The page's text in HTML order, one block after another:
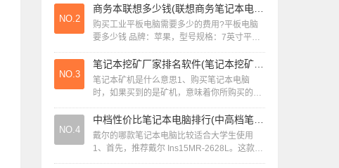
打...
NO.2
购买工业平板电脑需要多少的费用?平板电脑
要多少钱 品牌：苹果，型号规格：7英寸平板
电脑，存储容量：32G~128G，颜色：金色，
银色，深空灰，价格：2288-3...
NO.3
笔记本矿机是什么意思1、购买笔记本电脑
时，如果买到的是矿机，意味着你所购买的电
脑并非普通的家用或商务笔记本，而是一款专
门用于挖矿的专业设备。在现代数码时代，挖
矿...
NO.4
戴尔的哪款笔记本电脑比较适合大学生使用
1、首先，推荐戴尔 Ins15MR-2628L。这款16
英寸的屏幕超薄本搭载了i5-4200U处理器，搭